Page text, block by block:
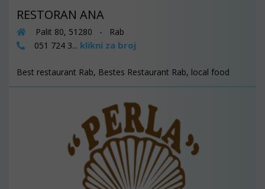
RESTORAN ANA
Palit 80, 51280 - Rab
051 724 3... klikni za broj
Best restaurant Rab, Bestes Restaurant Rab, local food